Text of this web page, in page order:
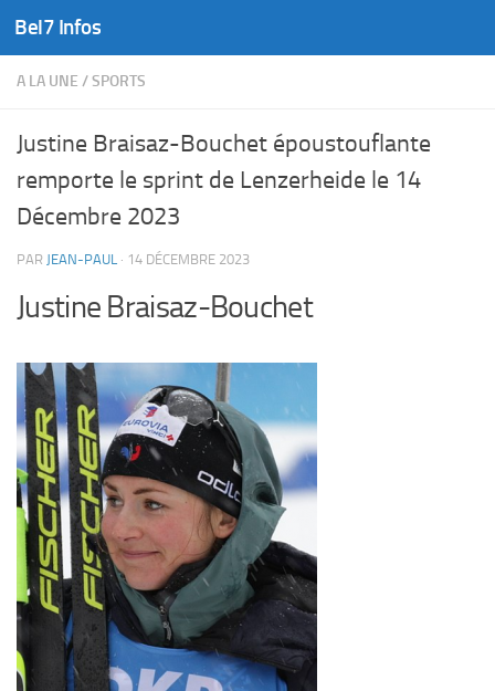
Skip to content
Bel7 Infos
A LA UNE /SPORTS
Justine Braisaz-Bouchet époustouflante
remporte le sprint de Lenzerheide le 14
Décembre 2023
PAR JEAN-PAUL · 14 DÉCEMBRE 2023
Justine Braisaz-Bouchet